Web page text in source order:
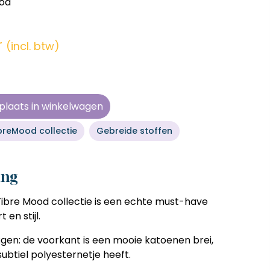
(incl. btw)
plaats in winkelwagen
collectie Gebreide stoffen
Mood collectieis een echte must-have
en stijl.
de voorkant is een mooie katoenen brei,
polyesternetje heeft.
zonder
tijd
zonder
tijd
zonder
tijd
zonder
tijd